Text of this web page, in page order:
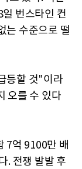
번스타인 컨
는 수준으로 떨
등할 것"이라
오를 수 있다
7억 9100만 배
. 전쟁 발발 후